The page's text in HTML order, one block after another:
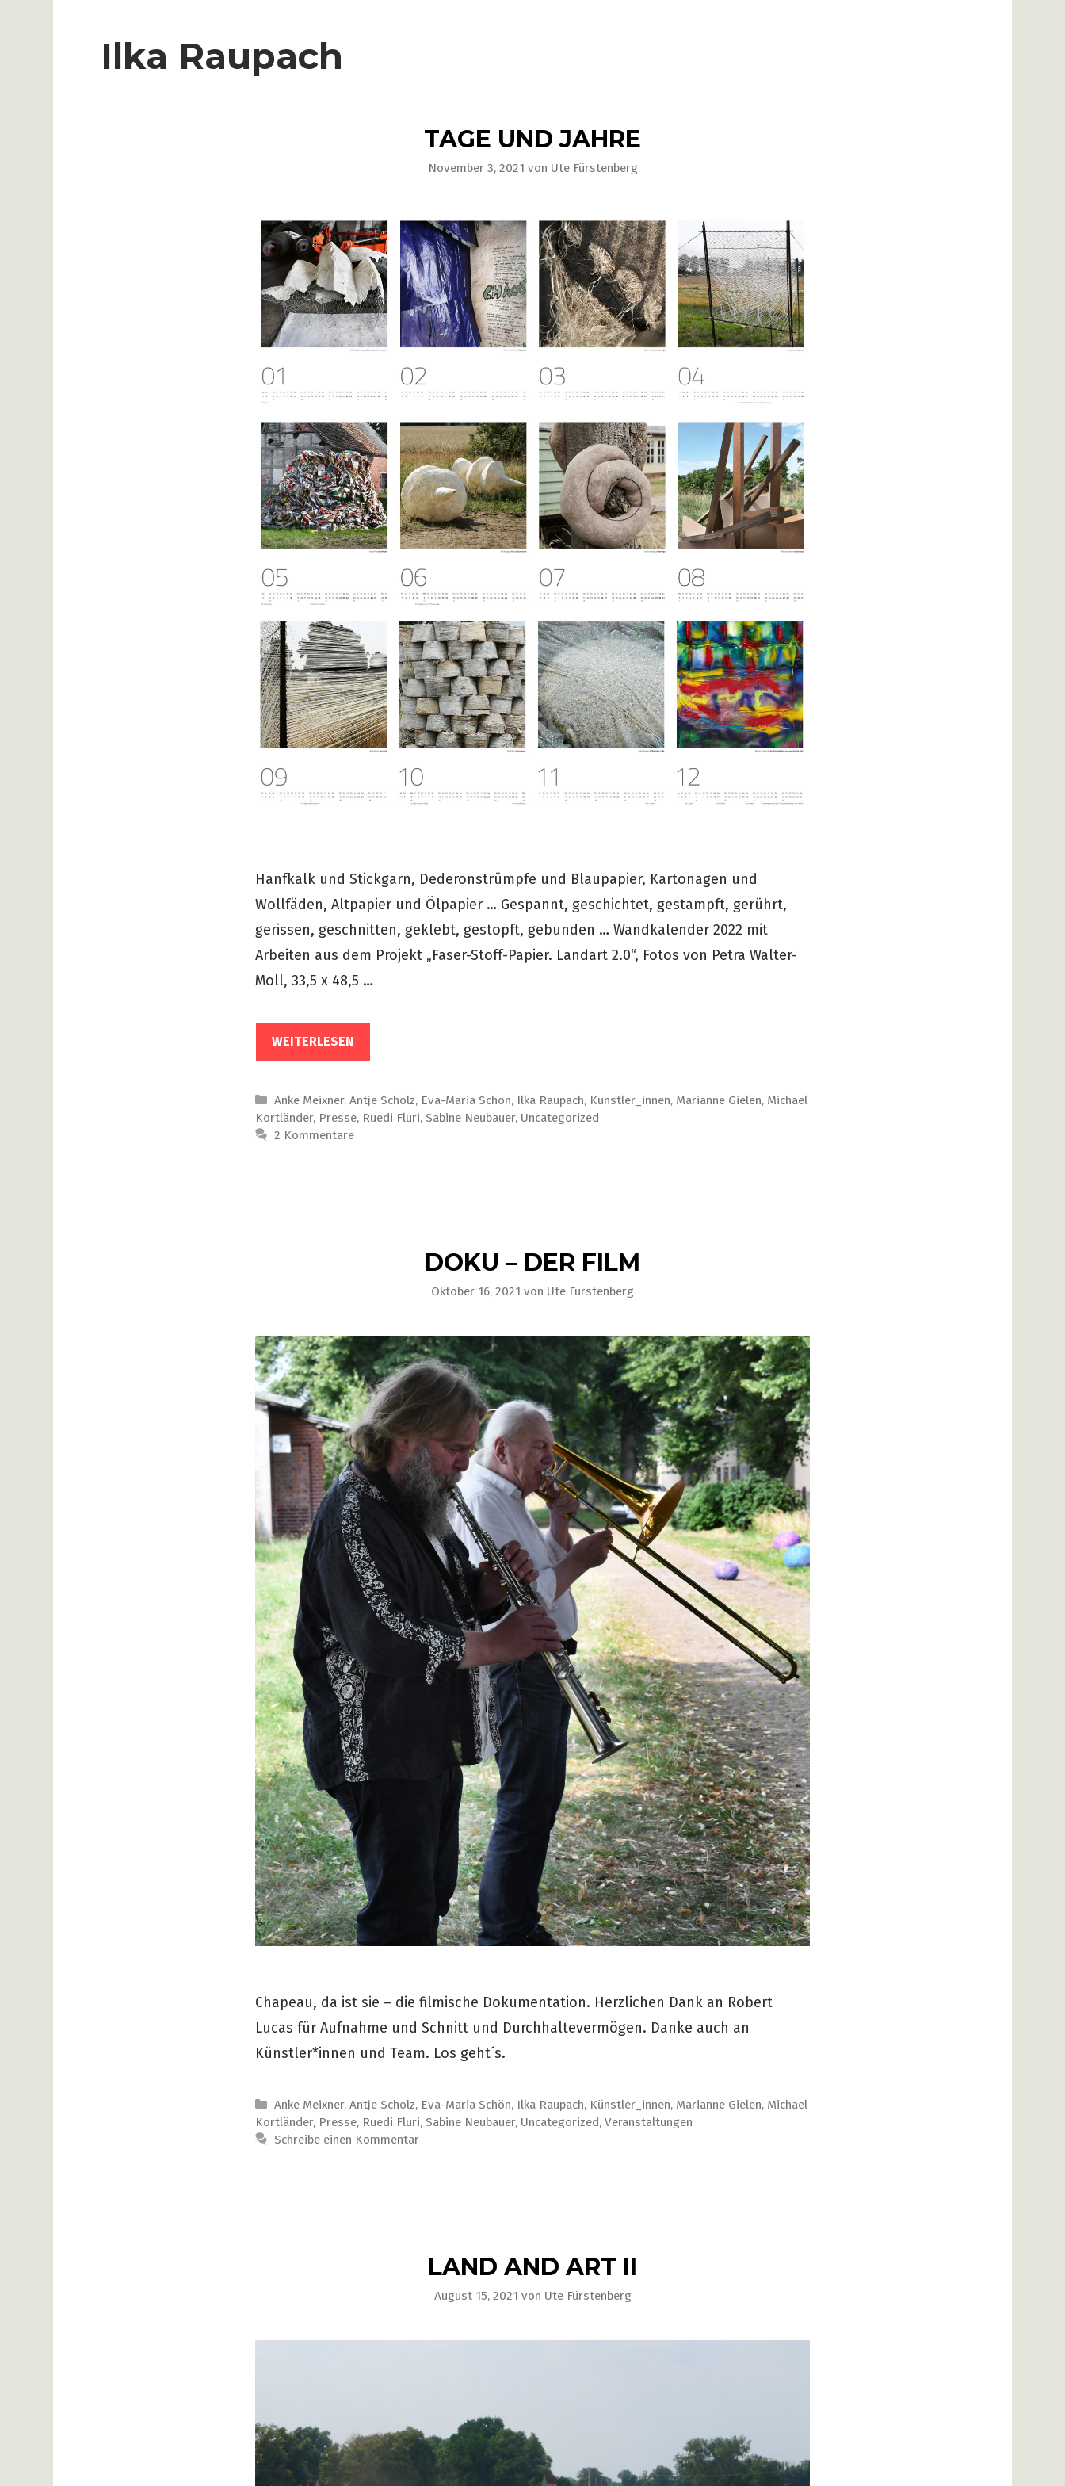
Ilka Raupach
TAGE UND JAHRE
November 3, 2021 von Ute Fürstenberg
Hanfkalk und Stickgarn, Dederonstrümpfe und Blaupapier, Kartonagen und
Wollfäden, Altpapier und Ölpapier … Gespannt, geschichtet, gestampft, gerührt,
gerissen, geschnitten, geklebt, gestopft, gebunden … Wandkalender 2022 mit
Arbeiten aus dem Projekt „Faser-Stoff-Papier. Landart 2.0“, Fotos von Petra Walter-
Moll, 33,5 x 48,5 …
WEITERLESEN
Kategorien
Anke Meixner,Antje Scholz, Eva-Maria Schön, Ilka Raupach, Künstler_innen, Marianne Gielen, Michael
Kortländer, Presse, Ruedi Fluri, Sabine Neubauer, Uncategorized
2 Kommentare
DOKU – DER FILM
Oktober 16, 2021 von Ute Fürstenberg
Chapeau, da ist sie – die filmische Dokumentation. Herzlichen Dank an Robert
Lucas für Aufnahme und Schnitt und Durchhaltevermögen. Danke auch an
Künstler*innen und Team. Los geht´s.
Kategorien
Anke Meixner,Antje Scholz, Eva-Maria Schön, Ilka Raupach, Künstler_innen, Marianne Gielen, Michael
Kortländer, Presse, Ruedi Fluri, Sabine Neubauer, Uncategorized, Veranstaltungen
Schreibe einen Kommentar
LAND AND ART II
August 15, 2021 von Ute Fürstenberg